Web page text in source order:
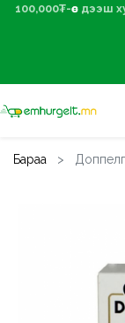
100,000₮-өөс
Бараа